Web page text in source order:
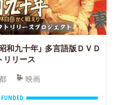
和九十年」 多言語版ＤＶＤ
リリース
映画
FUNDED